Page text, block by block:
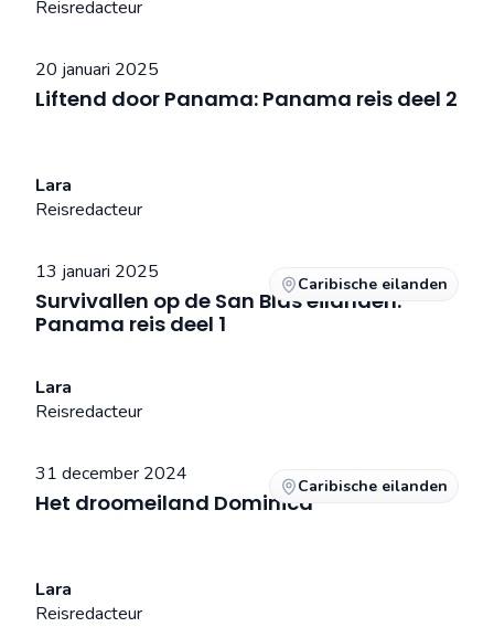
Reisredacteur
20 januari 2025
Liftend door Panama: Panama reis deel 2
Lara
Reisredacteur
Caribische eilanden
13 januari 2025
Survivallen op de San Blas eilanden:
Panama reis deel 1
Lara
Reisredacteur
Caribische eilanden
31 december 2024
Het droomeiland Dominica
Lara
Reisredacteur